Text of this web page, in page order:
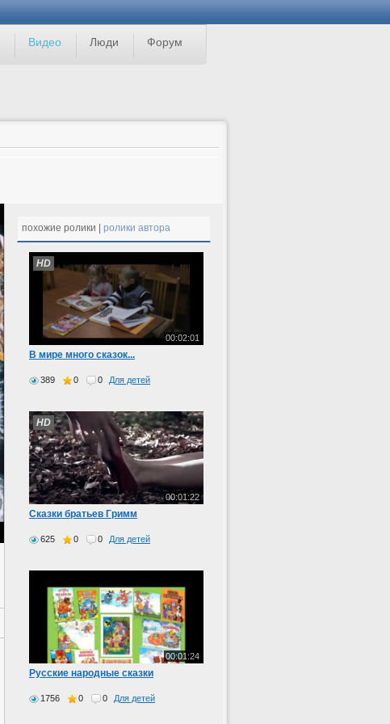
Видео Люди Форум
похожие ролики | ролики автора
00:02:01
HD
В мире много сказок...
389 0 0 Для детей
00:01:22
HD
Сказки братьев Гримм
625 0 0 Для детей
00:01:24
Русские народные сказки
1756 0 0 Для детей